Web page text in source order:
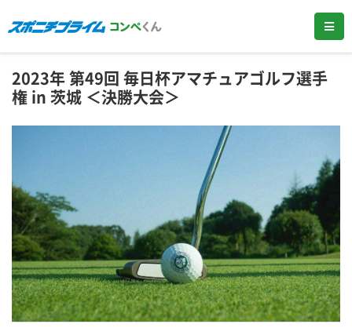
2023年 第49回 毎日杯アマチュアゴルフ選手
権 in 茨城 ＜決勝大会＞